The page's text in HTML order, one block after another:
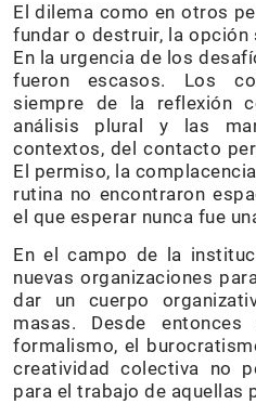
El dilema como en otros
fundar o destruir, la opción
En la urgencia de los
fueron escasos. Los
siempre de la reflexión
análisis plural y las
contextos, del contacto
El permiso, la
rutina no encontraron
el que esperar nunca fue
En el campo de la
nuevas organizaciones
dar un cuerpo
masas. Desde
formalismo, el
creatividad colectiva no
para el trabajo de aquellas